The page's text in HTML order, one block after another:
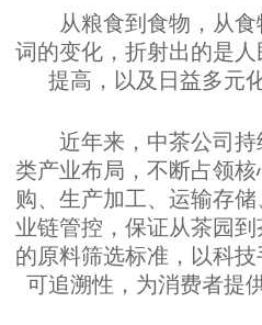
从粮食到食物，从
词的变化，折射出的是
提高，以及日益多元
近年来，中茶公司
类产业布局，不断占领
购、生产加工、运输存
业链管控，保证从茶园
的原料筛选标准，以科
可追溯性，为消费者提